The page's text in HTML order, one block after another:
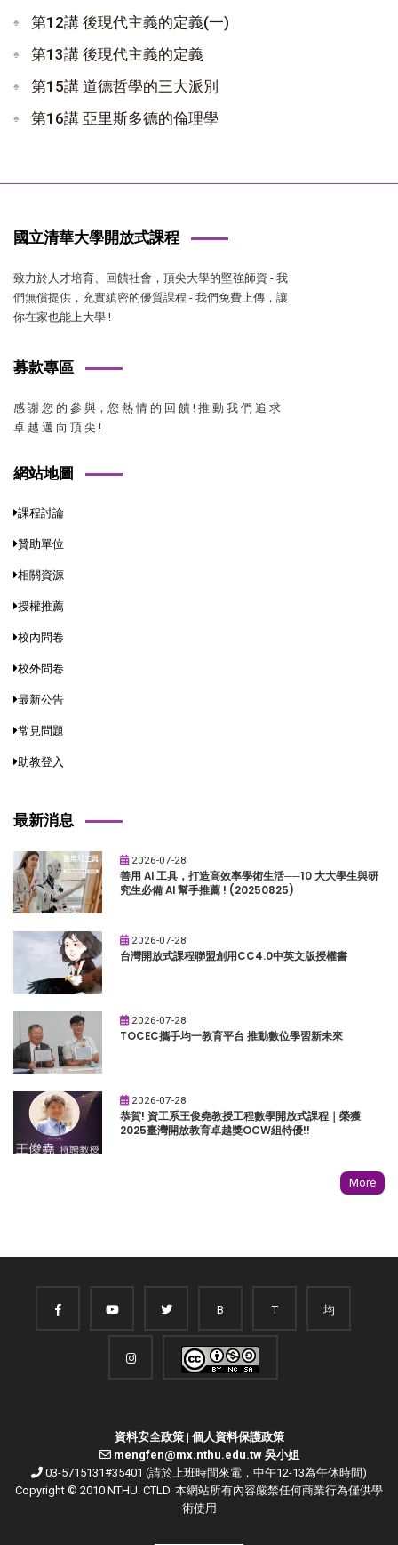
第12講 後現代主義的定義(一)
第13講 後現代主義的定義
第15講 道德哲學的三大派別
第16講 亞里斯多德的倫理學
國立清華大學開放式課程
致力於人才培育、回饋社會，頂尖大學的堅強師資 - 我
們無償提供，充實縝密的優質課程 - 我們免費上傳，讓
你在家也能上大學 !
募款專區
感 謝 您 的 參 與，您 熱 情 的 回 饋 ! 推 動 我 們 追 求
卓 越 邁 向 頂 尖 !
網站地圖
課程討論
贊助單位
相關資源
授權推薦
校內問卷
校外問卷
最新公告
常見問題
助教登入
最新消息
2026-07-28
善用 AI 工具，打造高效率學術生活──10 大大學生與研
究生必備 AI 幫手推薦 ! (20250825)
2026-07-28
台灣開放式課程聯盟創用CC4.0中英文版授權書
2026-07-28
TOCEC攜手均一教育平台 推動數位學習新未來
2026-07-28
恭賀! 資工系王俊堯教授工程數學開放式課程｜榮獲
2025臺灣開放教育卓越獎OCW組特優!!
More
B T 均
資料安全政策| 個人資料保護政策
mengfen@mx.nthu.edu.tw 吳小姐
03-5715131#35401 (請於上班時間來電，中午12-13為午休時間)
Copyright © 2010 NTHU. CTLD. 本網站所有內容嚴禁任何商業行為僅供學
術使用